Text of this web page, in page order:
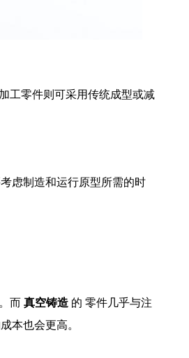
工零件则可采用传统成型或减
虑制造和运行原型所需的时
而真空铸造 的 零件几乎与注
本也会更高。